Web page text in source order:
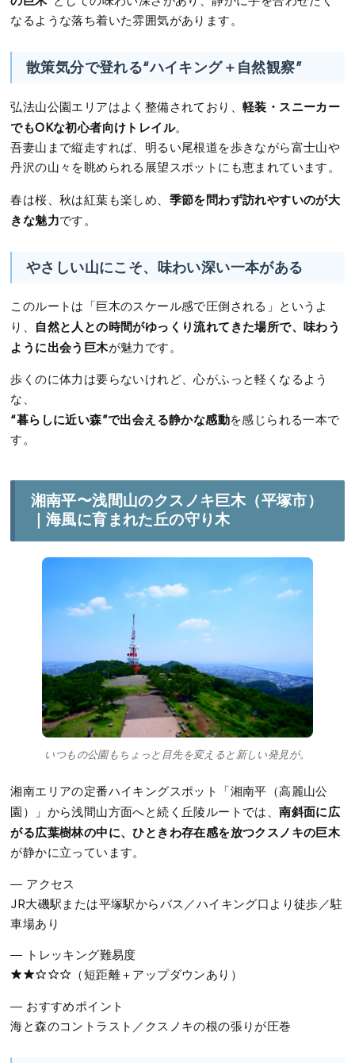
なるような落ち着いた雰囲気があります。
散策気分で登れる“ハイキング＋自然観察”
弘法山公園エリアはよく整備されており、軽装・スニーカー
でもOKな初心者向けトレイル。
吾妻山まで縦走すれば、明るい尾根道を歩きながら富士山や
丹沢の山々を眺められる展望スポットにも恵まれています。
春は桜、秋は紅葉も楽しめ、 季節を問わず訪れやすいのが大
きな魅力です。
やさしい山にこそ、味わい深い一本がある
このルートは「巨木のスケール感で圧倒される」というよ
り、 自然と人との時間がゆっくり流れてきた場所で、味わう
ように出会う巨木が魅力です。
歩くのに体力は要らないけれど、心がふっと軽くなるよう
な、
“暮らしに近い森”で出会える静かな感動を感じられる一本で
す。
湘南平〜浅間山のクスノキ巨木（平塚市）
｜海風に育まれた丘の守り木
いつもの公園もちょっと目先を変えると新しい発見が。
湘南エリアの定番ハイキングスポット「湘南平（高麗山公
園）」から浅間山方面へと続く丘陵ルートでは、南斜面に広
がる広葉樹林の中に、ひときわ存在感を放つクスノキの巨木
が静かに立っています。
― アクセス
JR大磯駅または平塚駅からバス／ハイキング口より徒歩／駐
車場あり
― トレッキング難易度
★★☆☆☆（短距離＋アップダウンあり）
― おすすめポイント
海と森のコントラスト／クスノキの根の張りが圧巻